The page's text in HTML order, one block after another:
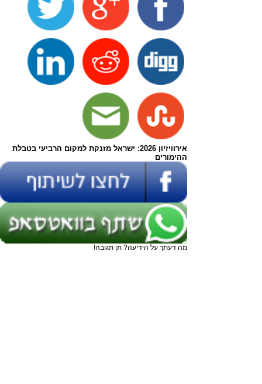
אירוויזיון 2026: ישראל מזנקת למקום הרביעי בטבלת
ההימורים
מה דעתך על הידיעה? תן תגובה!